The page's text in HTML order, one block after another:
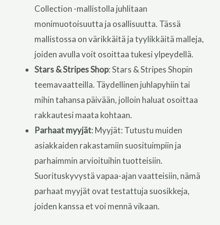
Collection -mallistolla juhlitaan
monimuotoisuutta ja osallisuutta. Tässä
mallistossa on värikkäitä ja tyylikkäitä malleja,
joiden avulla voit osoittaa tukesi ylpeydellä.
Stars & Stripes Shop: Stars & Stripes Shopin
teemavaatteilla. Täydellinen juhlapyhiin tai
mihin tahansa päivään, jolloin haluat osoittaa
rakkautesi maata kohtaan.
Parhaat myyjät: Myyjät: Tutustu muiden
asiakkaiden rakastamiin suosituimpiin ja
parhaimmin arvioituihin tuotteisiin.
Suorituskyvystä vapaa-ajan vaatteisiin, nämä
parhaat myyjät ovat testattuja suosikkeja,
joiden kanssa et voi mennä vikaan.